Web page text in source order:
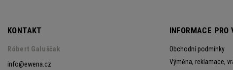
KONTAKT
Róbert Galuščak
info@ewena.cz
INFORMACE PRO
Obchodní podmínky
Výměna, reklamace,